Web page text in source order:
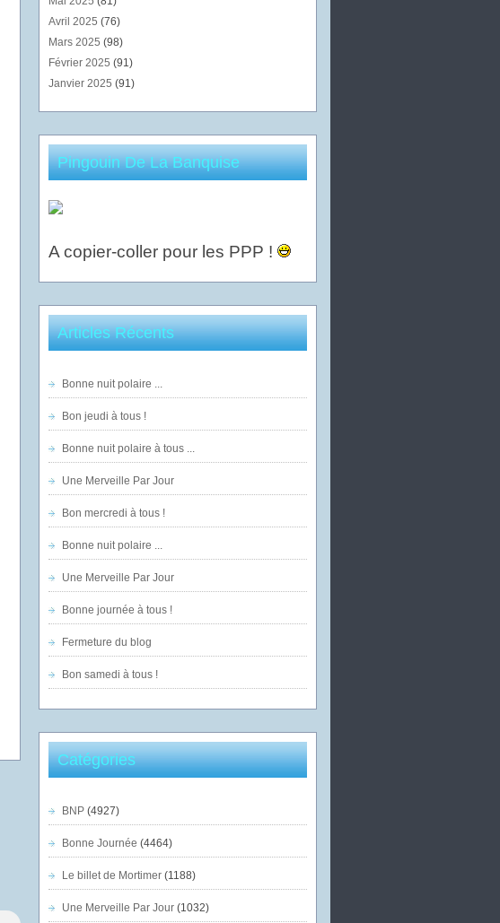
Avril 2025 (76)
Mars 2025 (98)
Février 2025 (91)
Janvier 2025 (91)
Pingouin De La Banquise
A copier-coller pour les PPP !
Articles Récents
Bonne nuit polaire ...
Bon jeudi à tous !
Bonne nuit polaire à tous ...
Une Merveille Par Jour
Bon mercredi à tous !
Bonne nuit polaire ...
Une Merveille Par Jour
Bonne journée à tous !
Fermeture du blog
Bon samedi à tous !
Catégories
BNP(4927)
Bonne Journée (4464)
Le billet de Mortimer(1188)
Une Merveille Par Jour(1032)